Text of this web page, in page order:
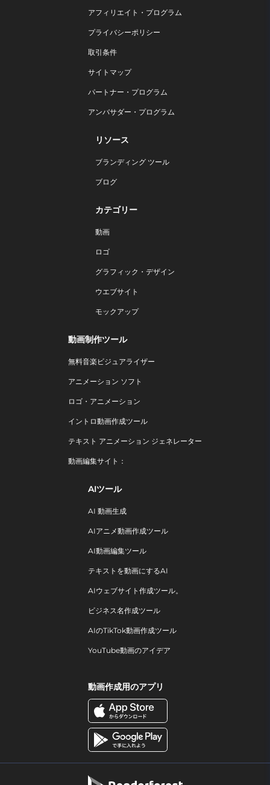
アフィリエイト・プログラム
プライバシーポリシー
取引条件
サイトマップ
パートナー・プログラム
アンバサダー・プログラム
リソース
ブランディング ツール
ブログ
カテゴリー
動画
ロゴ
グラフィック・デザイン
ウエブサイト
モックアップ
動画制作ツール
無料音楽ビジュアライザー
アニメーション ソフト
ロゴ・アニメーション
イントロ動画作成ツール
テキスト アニメーション ジェネレーター
動画編集サイト：
AIツール
AI 動画生成
AIアニメ動画作成ツール
AI動画編集ツール
テキストを動画にするAI
AIウェブサイト作成ツール。
ビジネス名作成ツール
AIのTikTok動画作成ツール
YouTube動画のアイデア
動画作成用のアプリ